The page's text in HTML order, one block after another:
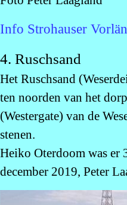
Info Strohauser
4. Ruschsand
Het Ruschsand
ten noorden van het
(Westergate) van de
stenen.
Heiko Oterdoom was er
december 2019, Peter